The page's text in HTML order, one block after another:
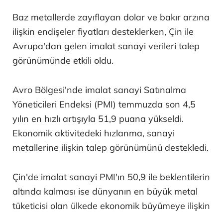
Baz metallerde zayıflayan dolar ve bakır arzına
ilişkin endişeler fiyatları desteklerken, Çin ile
Avrupa'dan gelen imalat sanayi verileri talep
görünümünde etkili oldu.
Avro Bölgesi'nde imalat sanayi Satınalma
Yöneticileri Endeksi (PMI) temmuzda son 4,5
yılın en hızlı artışıyla 51,9 puana yükseldi.
Ekonomik aktivitedeki hızlanma, sanayi
metallerine ilişkin talep görünümünü destekledi.
Çin'de imalat sanayi PMI'ın 50,9 ile beklentilerin
altında kalması ise dünyanın en büyük metal
tüketicisi olan ülkede ekonomik büyümeye ilişkin